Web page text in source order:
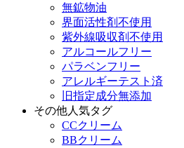
無鉱物油
界面活性剤不使用
紫外線吸収剤不使用
アルコールフリー
パラベンフリー
アレルギーテスト済
旧指定成分無添加
その他人気タグ
CCクリーム
BBクリーム